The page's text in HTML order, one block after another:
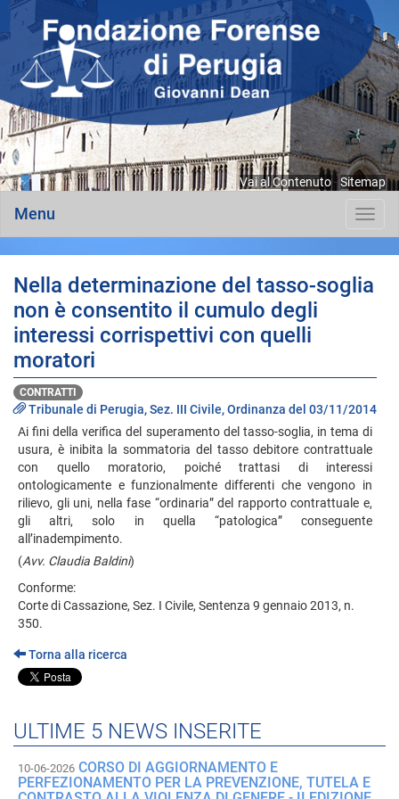
Vai al Contenuto- Sitemap
Menu
Nella determinazione del tasso-soglia
non è consentito il cumulo degli
interessi corrispettivi con quelli
moratori
CONTRATTI
Tribunale di Perugia, Sez. III Civile, Ordinanza del 03/11/2014
Ai fini della verifica del superamento del tasso-soglia, in tema di
usura, è inibita la sommatoria del tasso debitore contrattuale
con quello moratorio, poiché trattasi di interessi
ontologicamente e funzionalmente differenti che vengono in
rilievo, gli uni, nella fase “ordinaria” del rapporto contrattuale e,
gli altri, solo in quella “patologica” conseguente
all’inadempimento.
(Avv. Claudia Baldini)
Conforme:
Corte di Cassazione, Sez. I Civile, Sentenza 9 gennaio 2013, n.
350.
Torna alla ricerca
ULTIME 5 NEWS INSERITE
10-06-2026 CORSO DI AGGIORNAMENTO E
PERFEZIONAMENTO PER LA PREVENZIONE, TUTELA E